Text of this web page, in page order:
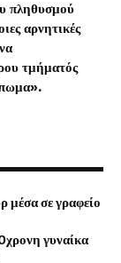
πληθυσμού
αρνητικές
τμήματός
μέσα σε γραφείο
γυναίκα